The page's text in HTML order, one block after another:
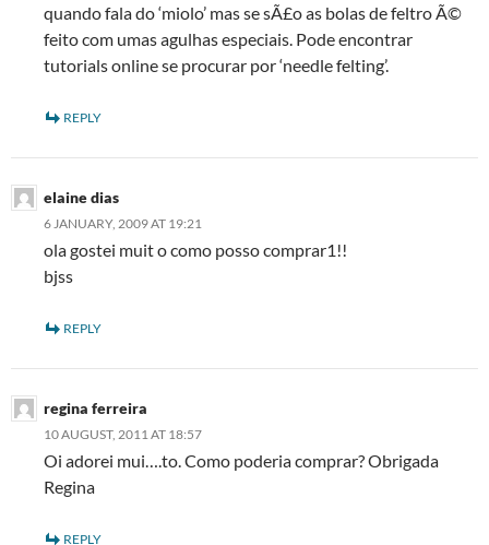
quando fala do ‘miolo’ mas se sÃ£o as bolas de feltro Ã©
feito com umas agulhas especiais. Pode encontrar
tutorials online se procurar por ‘needle felting’.
REPLY
elaine dias
6 JANUARY, 2009 AT 19:21
ola gostei muit o como posso comprar1!!
bjss
REPLY
regina ferreira
10 AUGUST, 2011 AT 18:57
Oi adorei mui….to. Como poderia comprar? Obrigada
Regina
REPLY